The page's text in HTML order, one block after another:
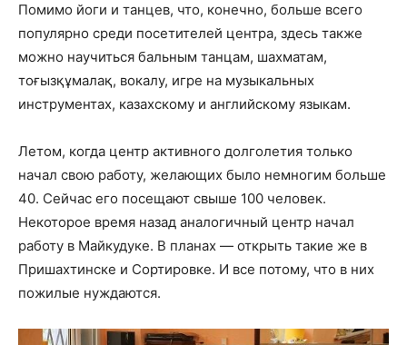
Помимо йоги и танцев, что, конечно, больше всего
популярно среди посетителей центра, здесь также
можно научиться бальным танцам, шахматам,
тоғызқұмалақ, вокалу, игре на музыкальных
инструментах, казахскому и английскому языкам.
Летом, когда центр активного долголетия только
начал свою работу, желающих было немногим больше
40. Сейчас его посещают свыше 100 человек.
Некоторое время назад аналогичный центр начал
работу в Майкудуке. В планах — открыть такие же в
Пришахтинске и Сортировке. И все потому, что в них
пожилые нуждаются.